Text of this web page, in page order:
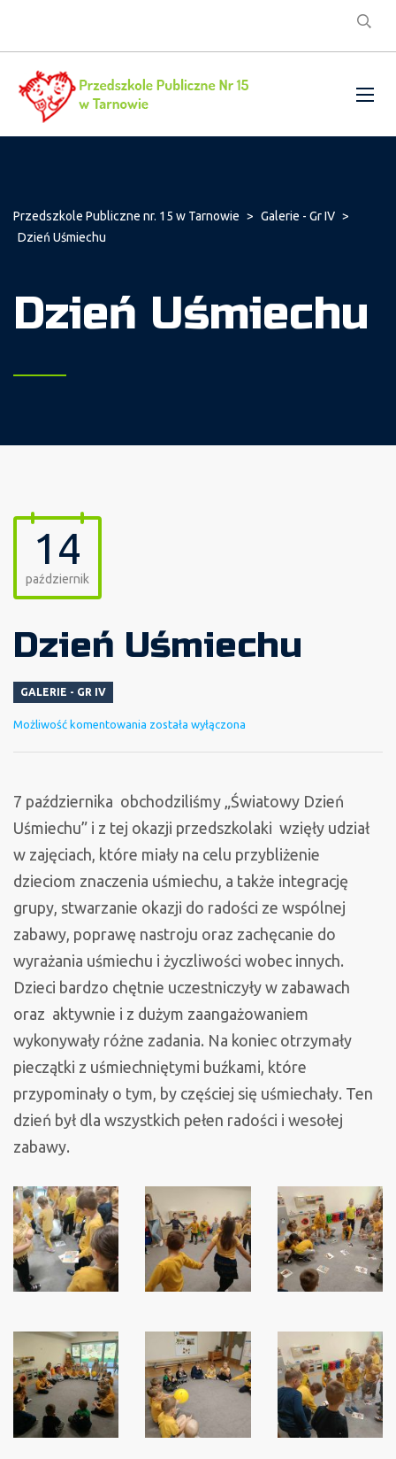
Przedszkole Publiczne nr. 15 w Tarnowie > Galerie - Gr IV >
Dzień Uśmiechu
Dzień Uśmiechu
14
październik
Dzień Uśmiechu
GALERIE - GR IV
Możliwość komentowania Dzień
została wyłączona
7 października obchodziliśmy „Światowy Dzień
Uśmiechu” i z tej okazji przedszkolaki wzięły udział
w zajęciach, które miały na celu przybliżenie
dzieciom znaczenia uśmiechu, a także integrację
grupy, stwarzanie okazji do radości ze wspólnej
zabawy, poprawę nastroju oraz zachęcanie do
wyrażania uśmiechu i życzliwości wobec innych.
Dzieci bardzo chętnie uczestniczyły w zabawach
oraz aktywnie i z dużym zaangażowaniem
wykonywały różne zadania. Na koniec otrzymały
pieczątki z uśmiechniętymi buźkami, które
przypominały o tym, by częściej się uśmiechały. Ten
dzień był dla wszystkich pełen radości i wesołej
zabawy.